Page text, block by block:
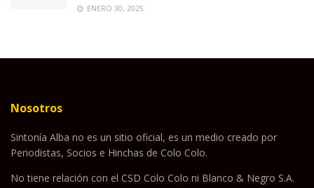
ENERO 30, 2025
Nosotros
Sintonía Alba no es un sitio oficial, es un medio creado por
Periodistas, Socios e Hinchas de Colo Colo.
No tiene relación con el CSD Colo Colo ni Blanco & Negro S.A.